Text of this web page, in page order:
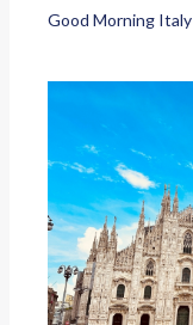
Good Morning Italy